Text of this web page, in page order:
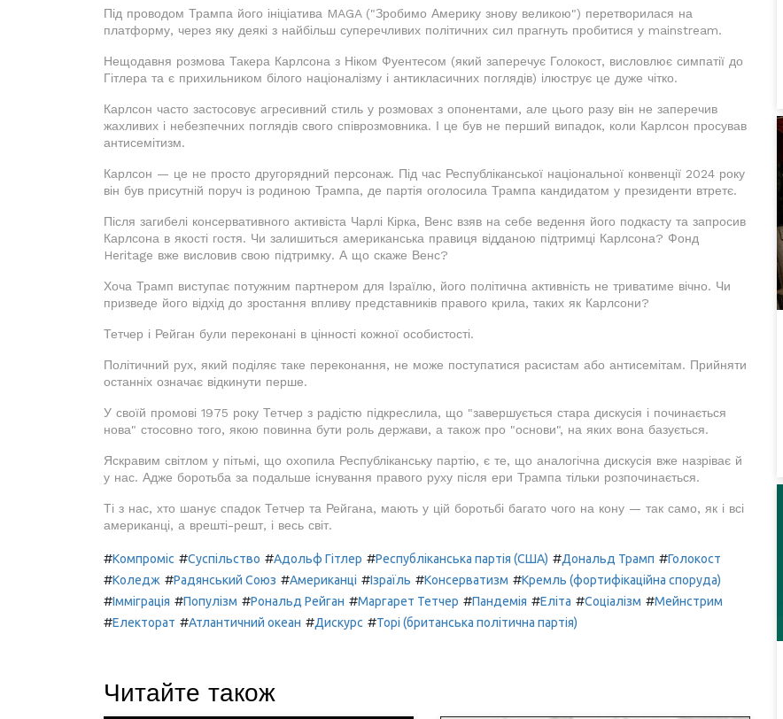
Під проводом Трампа його ініціатива MAGA ("Зробимо Америку знову великою") перетворилася на
платформу, через яку деякі з найбільш суперечливих політичних сил прагнуть пробитися у mainstream.
Нещодавня розмова Такера Карлсона з Ніком Фуентесом (який заперечує Голокост, висловлює симпатії до
Гітлера та є прихильником білого націоналізму і антикласичних поглядів) ілюструє це дуже чітко.
Карлсон часто застосовує агресивний стиль у розмовах з опонентами, але цього разу він не заперечив
жахливих і небезпечних поглядів свого співрозмовника. І це був не перший випадок, коли Карлсон просував
антисемітизм.
Карлсон — це не просто другорядний персонаж. Під час Республіканської національної конвенції 2024 року
він був присутній поруч із родиною Трампа, де партія оголосила Трампа кандидатом у президенти втретє.
Після загибелі консервативного активіста Чарлі Кірка, Венс взяв на себе ведення його подкасту та запросив
Карлсона в якості гостя. Чи залишиться американська правиця відданою підтримці Карлсона? Фонд
Heritage вже висловив свою підтримку. А що скаже Венс?
Хоча Трамп виступає потужним партнером для Ізраїлю, його політична активність не триватиме вічно. Чи
призведе його відхід до зростання впливу представників правого крила, таких як Карлсони?
Тетчер і Рейган були переконані в цінності кожної особистості.
Політичний рух, який поділяє таке переконання, не може поступатися расистам або антисемітам. Прийняти
останніх означає відкинути перше.
У своїй промові 1975 року Тетчер з радістю підкреслила, що "завершується стара дискусія і починається
нова" стосовно того, якою повинна бути роль держави, а також про "основи", на яких вона базується.
Яскравим світлом у пітьмі, що охопила Республіканську партію, є те, що аналогічна дискусія вже назріває й
у нас. Адже боротьба за подальше існування правого руху після ери Трампа тільки розпочинається.
Ті з нас, хто шанує спадок Тетчер та Рейгана, мають у цій боротьбі багато чого на кону — так само, як і всі
американці, а врешті-решт, і весь світ.
#Компроміс #Суспільство #Адольф Гітлер #Республіканська партія (США) #Дональд Трамп #Голокост
#Коледж #Радянський Союз #Американці #Ізраїль #Консерватизм #Кремль (фортифікаційна споруда)
#Імміграція #Популізм #Рональд Рейган #Маргарет Тетчер #Пандемія #Еліта #Соціалізм #Мейнстрим
#Електорат #Атлантичний океан #Дискурс #Торі (британська політична партія)
Читайте також